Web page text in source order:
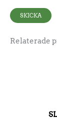
Relaterade